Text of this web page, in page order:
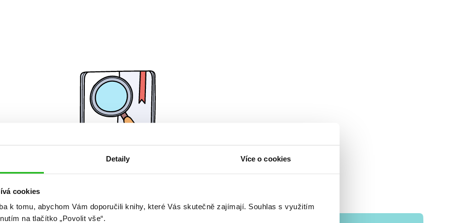
Detaily Více o cookies
cookies
k tomu, abychom Vám doporučili knihy, které Vás skutečně zajímají. Souhlas s využitím
na tlačítko „Povolit vše“.